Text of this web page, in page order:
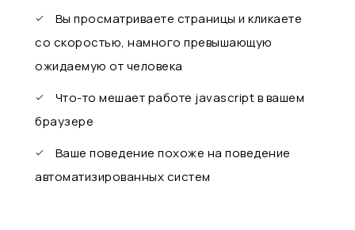
Вы просматриваете страницы и кликаете
со скоростью, намного превышающую
ожидаемую от человека
Что-то мешает работе javascript в вашем
браузере
Ваше поведение похоже на поведение
автоматизированных систем